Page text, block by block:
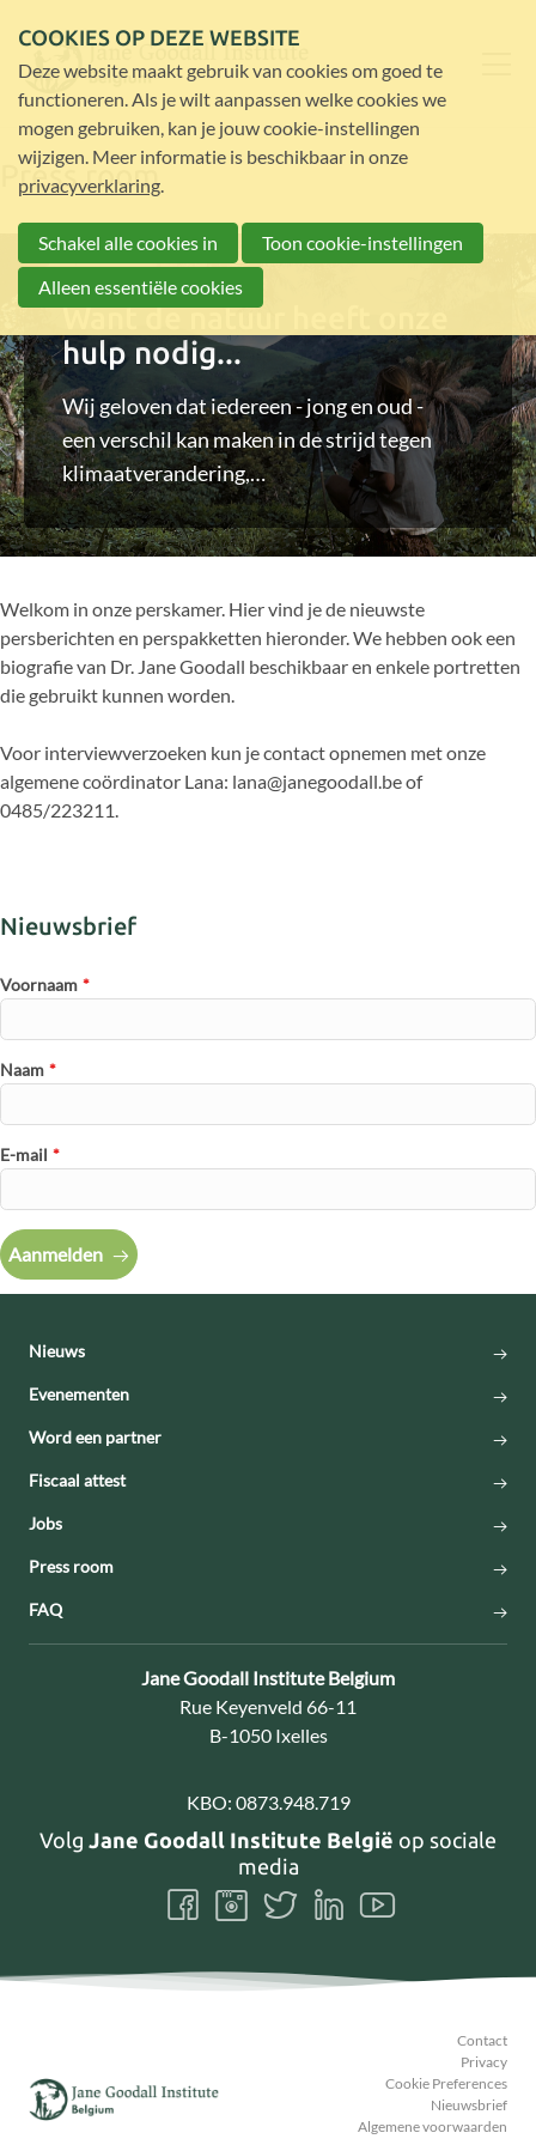
Press room
Want de natuur heeft onze
hulp nodig...
Wij geloven dat iedereen - jong en oud -
een verschil kan maken in de strijd tegen
klimaatverandering,
en kan bijdragen aan het herstel van de
biodiversteit en
Welkom in onze perskamer. Hier vind je de nieuwste
persberichten en perspakketten hieronder. We hebben ook een
biografie van Dr. Jane Goodall beschikbaar en enkele portretten
die gebruikt kunnen worden.
Voor interviewverzoeken kun je contact opnemen met onze
algemene coördinator Lana: lana@janegoodall.be of
0485/223211.
Nieuwsbrief
Voornaam *
Naam *
E-mail *
Aanmelden
Nieuws
Evenementen
Word een partner
Fiscaal attest
Jobs
Press room
FAQ
Contact:
Jane Goodall Institute Belgium
Adres:
Rue Keyenveld 66-11
B-1050 Ixelles
KBO: 0873.948.719
Volg Jane Goodall Institute België op sociale
media
Volg
ons
Volg
ons
Volg
ons
Volg
ons
Volg
ons
Contact
Privacy
Cookie Preferences
Nieuwsbrief
Algemene voorwaarden
COOKIES OP DEZE WEBSITE
Deze website maakt gebruik van cookies om goed te
functioneren. Als je wilt aanpassen welke cookies we
mogen gebruiken, kan je jouw cookie-instellingen
wijzigen. Meer informatie is beschikbaar in onze
privacyverklaring.
Schakel alle cookies in
Toon cookie-instellingen
Alleen essentiële cookies